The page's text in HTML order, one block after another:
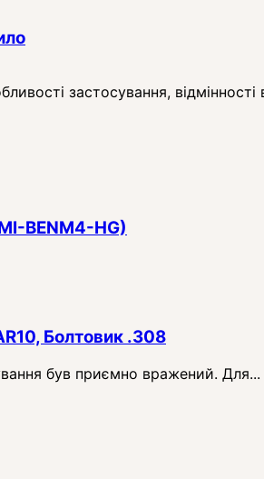
застосування, відмінності
BENM4-HG)
Болтовик .308
був приємно вражений. Для...